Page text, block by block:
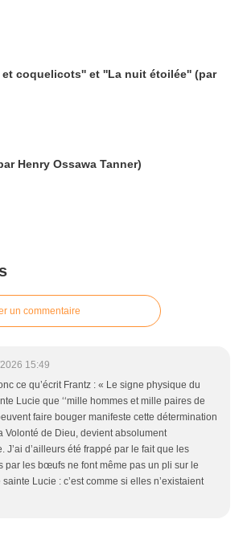
et coquelicots'' et ''La nuit étoilée'' (par
Henry Ossawa Tanner)
un commentaire
15:49
ce qu’écrit Frantz : « Le signe physique du
Lucie que ‘‘mille hommes et mille paires de
faire bouger manifeste cette détermination
Volonté de Dieu, devient absolument
J’ai d’ailleurs été frappé par le fait que les
par les bœufs ne font même pas un pli sur le
Lucie : c’est comme si elles n’existaient